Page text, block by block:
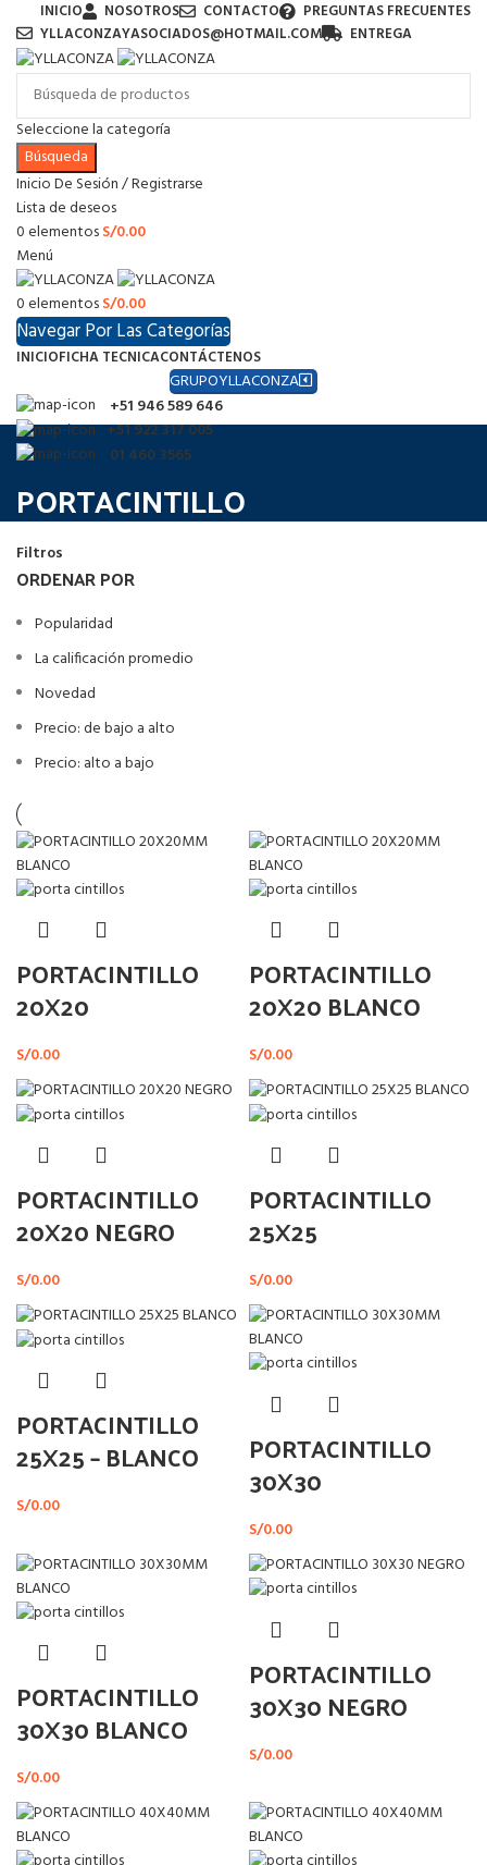
INICIO NOSOTROS CONTACTO
PREGUNTAS FRECUENTES
YLLACONZAYASOCIADOS@HOTMAIL.COM
ENTREGA
Seleccione la categoría
Búsqueda
Inicio De Sesión / Registrarse
Lista de deseos
0elementosS/0.00
Menú
0elementosS/0.00
Navegar Por Las Categorías
INICIOFICHA TECNICACONTÁCTENOS
GRUPOYLLACONZA
+51 946 589 646
+51 922 317 005
01 460 3565
PORTACINTILLO
Filtros
ORDENAR POR
Popularidad
La calificación promedio
Novedad
Precio: de bajo a alto
Precio: alto a bajo
PORTACINTILLO
20X20
S/0.00
PORTACINTILLO
20X20 BLANCO
S/0.00
PORTACINTILLO
20X20 NEGRO
S/0.00
PORTACINTILLO
25X25
S/0.00
PORTACINTILLO
25X25 – BLANCO
S/0.00
PORTACINTILLO
30X30
S/0.00
PORTACINTILLO
30X30 BLANCO
S/0.00
PORTACINTILLO
30X30 NEGRO
S/0.00